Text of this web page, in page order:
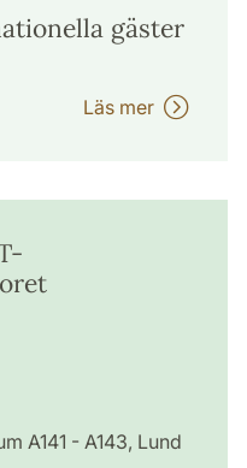
gäster
Läs mer
A141 - A143, Lund